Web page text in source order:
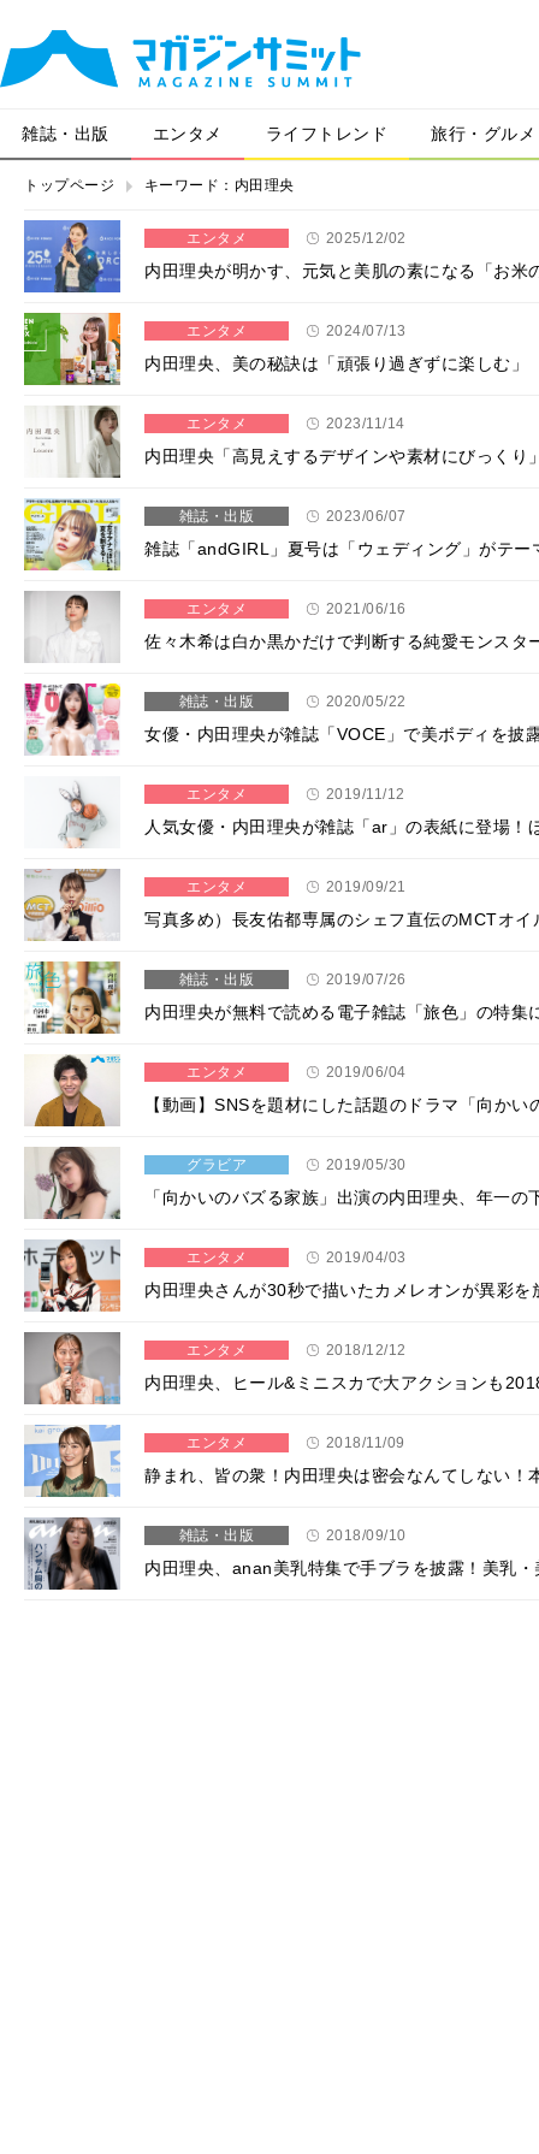
雑誌・出版 エンタメ ライフトレンド 旅行・グルメ
トップページ キーワード：内田理央
エンタメ 2025/12/02
内田理央が明かす、元気と美肌の素になる「お米
エンタメ 2024/07/13
内田理央、美の秘訣は「頑張り過ぎずに楽しむ
エンタメ 2023/11/14
内田理央「高見えするデザインや素材にびっく
雑誌・出版 2023/06/07
雑誌「andGIRL」夏号は「ウェディング」がテ
エンタメ 2021/06/16
佐々木希は白か黒かだけで判断する純愛モンス
雑誌・出版 2020/05/22
女優・内田理央が雑誌「VOCE」で美ボディを披
エンタメ 2019/11/12
人気女優・内田理央が雑誌「ar」の表紙に登場
エンタメ 2019/09/21
写真多め）長友佑都専属のシェフ直伝のMCTオ
雑誌・出版 2019/07/26
内田理央が無料で読める電子雑誌「旅色」の特
エンタメ 2019/06/04
【動画】SNSを題材にした話題のドラマ「向か
グラビア 2019/05/30
「向かいのバズる家族」出演の内田理央、年一
エンタメ 2019/04/03
内田理央さんが30秒で描いたカメレオンが異彩を
エンタメ 2018/12/12
内田理央、ヒール&ミニスカで大アクションも
エンタメ 2018/11/09
静まれ、皆の衆！内田理央は密会なんてしない
雑誌・出版 2018/09/10
内田理央、anan美乳特集で手ブラを披露！美乳